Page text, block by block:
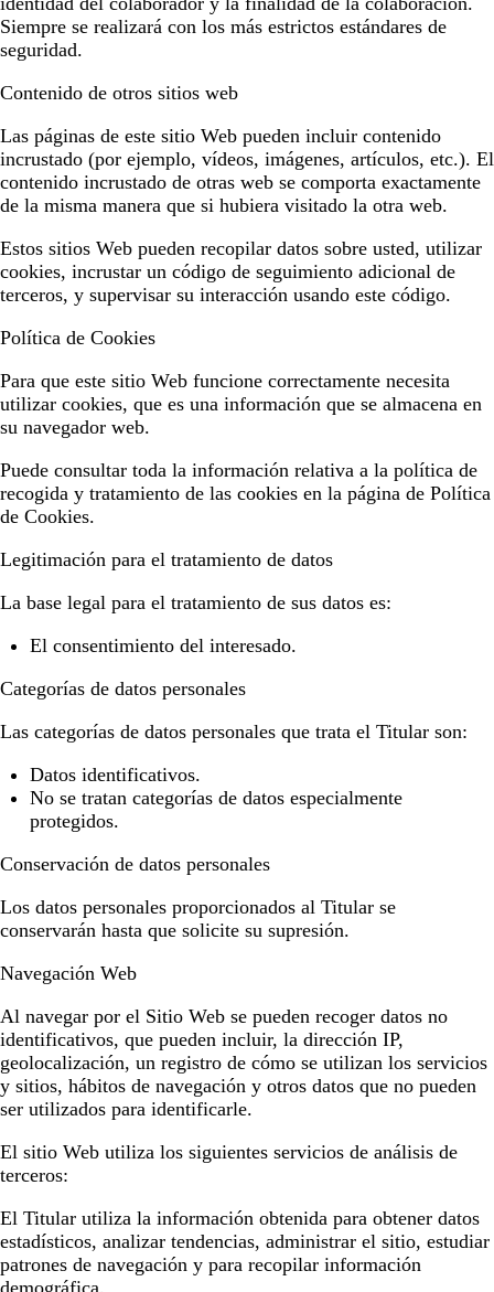
Siempre se realizará con los más estrictos estándares de
seguridad.
Contenido de otros sitios web
Las páginas de este sitio Web pueden incluir contenido
incrustado (por ejemplo, vídeos, imágenes, artículos, etc.). El
contenido incrustado de otras web se comporta exactamente
de la misma manera que si hubiera visitado la otra web.
Estos sitios Web pueden recopilar datos sobre usted, utilizar
cookies, incrustar un código de seguimiento adicional de
terceros, y supervisar su interacción usando este código.
Política de Cookies
Para que este sitio Web funcione correctamente necesita
utilizar cookies, que es una información que se almacena en
su navegador web.
Puede consultar toda la información relativa a la política de
recogida y tratamiento de las cookies en la página de Política
de Cookies.
Legitimación para el tratamiento de datos
La base legal para el tratamiento de sus datos es:
El consentimiento del interesado.
Categorías de datos personales
Las categorías de datos personales que trata el Titular son:
Datos identificativos.
No se tratan categorías de datos especialmente
protegidos.
Conservación de datos personales
Los datos personales proporcionados al Titular se
conservarán hasta que solicite su supresión.
Navegación Web
Al navegar por el Sitio Web se pueden recoger datos no
identificativos, que pueden incluir, la dirección IP,
geolocalización, un registro de cómo se utilizan los servicios
y sitios, hábitos de navegación y otros datos que no pueden
ser utilizados para identificarle.
El sitio Web utiliza los siguientes servicios de análisis de
terceros:
El Titular utiliza la información obtenida para obtener datos
estadísticos, analizar tendencias, administrar el sitio, estudiar
patrones de navegación y para recopilar información